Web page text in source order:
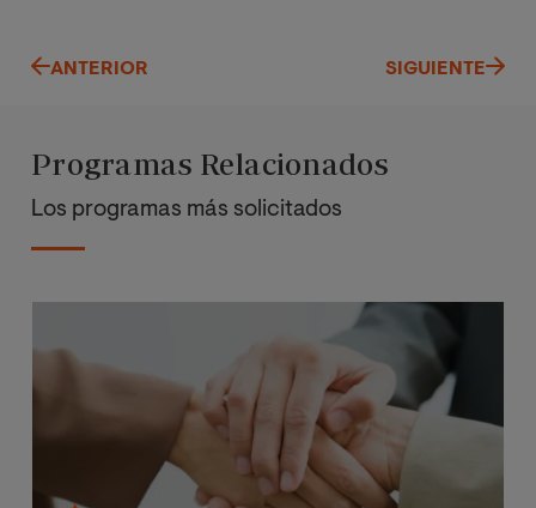
ANTERIOR SIGUIENTE
Programas Relacionados
Los programas más solicitados